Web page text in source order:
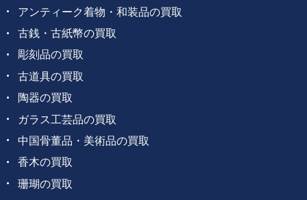
アンティーク着物・和装品の買取
古銭・古紙幣の買取
彫刻品の買取
古道具の買取
陶器の買取
ガラス工芸品の買取
中国骨董品・美術品の買取
香木の買取
珊瑚の買取